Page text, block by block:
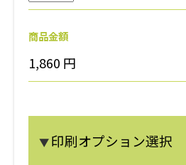
商品金額
1,860 円
▼印刷オプション選択